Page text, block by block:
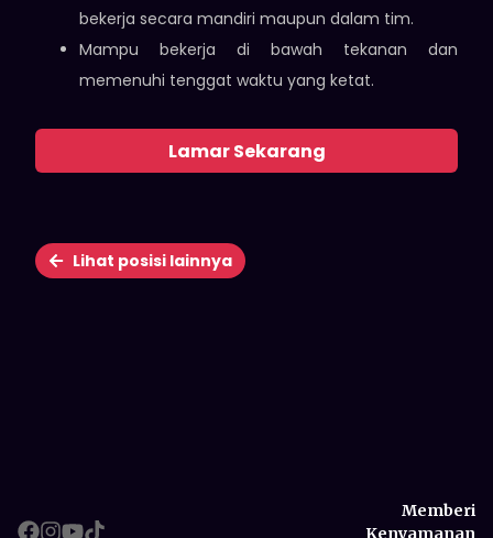
bekerja secara mandiri maupun dalam tim.
Mampu bekerja di bawah tekanan dan
memenuhi tenggat waktu yang ketat.
Lamar Sekarang
Lihat posisi lainnya
Memberi
Kenyamanan